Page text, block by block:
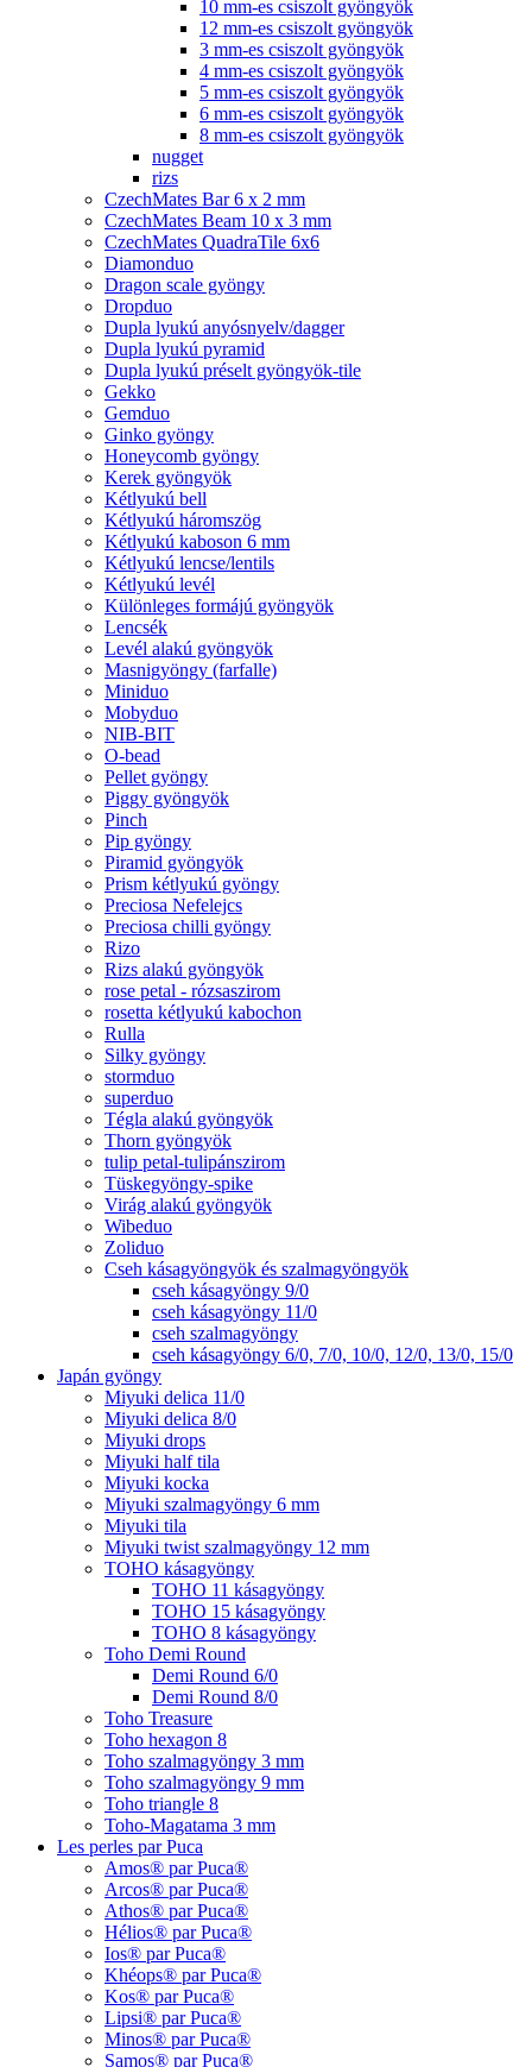
10 mm-es csiszolt gyöngyök
12 mm-es csiszolt gyöngyök
3 mm-es csiszolt gyöngyök
4 mm-es csiszolt gyöngyök
5 mm-es csiszolt gyöngyök
6 mm-es csiszolt gyöngyök
8 mm-es csiszolt gyöngyök
nugget
rizs
CzechMates Bar 6 x 2 mm
CzechMates Beam 10 x 3 mm
CzechMates QuadraTile 6x6
Diamonduo
Dragon scale gyöngy
Dropduo
Dupla lyukú anyósnyelv/dagger
Dupla lyukú pyramid
Dupla lyukú préselt gyöngyök-tile
Gekko
Gemduo
Ginko gyöngy
Honeycomb gyöngy
Kerek gyöngyök
Kétlyukú bell
Kétlyukú háromszög
Kétlyukú kaboson 6 mm
Kétlyukú lencse/lentils
Kétlyukú levél
Különleges formájú gyöngyök
Lencsék
Levél alakú gyöngyök
Masnigyöngy (farfalle)
Miniduo
Mobyduo
NIB-BIT
O-bead
Pellet gyöngy
Piggy gyöngyök
Pinch
Pip gyöngy
Piramid gyöngyök
Prism kétlyukú gyöngy
Preciosa Nefelejcs
Preciosa chilli gyöngy
Rizo
Rizs alakú gyöngyök
rose petal - rózsaszirom
rosetta kétlyukú kabochon
Rulla
Silky gyöngy
stormduo
superduo
Tégla alakú gyöngyök
Thorn gyöngyök
tulip petal-tulipánszirom
Tüskegyöngy-spike
Virág alakú gyöngyök
Wibeduo
Zoliduo
Cseh kásagyöngyök és szalmagyöngyök
cseh kásagyöngy 9/0
cseh kásagyöngy 11/0
cseh szalmagyöngy
cseh kásagyöngy 6/0, 7/0, 10/0, 12/0, 13/0, 15/0
Japán gyöngy
Miyuki delica 11/0
Miyuki delica 8/0
Miyuki drops
Miyuki half tila
Miyuki kocka
Miyuki szalmagyöngy 6 mm
Miyuki tila
Miyuki twist szalmagyöngy 12 mm
TOHO kásagyöngy
TOHO 11 kásagyöngy
TOHO 15 kásagyöngy
TOHO 8 kásagyöngy
Toho Demi Round
Demi Round 6/0
Demi Round 8/0
Toho Treasure
Toho hexagon 8
Toho szalmagyöngy 3 mm
Toho szalmagyöngy 9 mm
Toho triangle 8
Toho-Magatama 3 mm
Les perles par Puca
Amos® par Puca®
Arcos® par Puca®
Athos® par Puca®
Hélios® par Puca®
Ios® par Puca®
Khéops® par Puca®
Kos® par Puca®
Lipsi® par Puca®
Minos® par Puca®
Samos® par Puca®